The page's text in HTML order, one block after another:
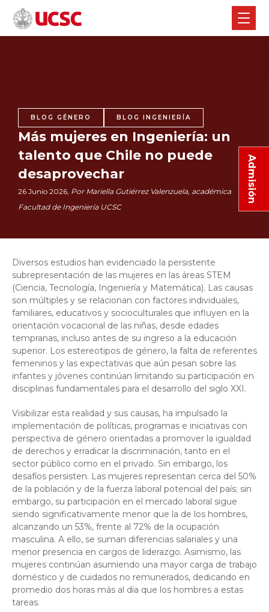
Admisión
BLOG GÉNERO BLOG INGENIERÍA
Más mujeres en Ingeniería: un
talento que Chile no puede
desaprovechar
26 Junio 2026, Por Mariella Gutiérrez Valenzuela, académica
Facultad de Ingeniería UCSC
Diversos estudios han evidenciado la persistente
subrepresentación de las mujeres en las áreas STEM
(Ciencia, Tecnología, Ingeniería y Matemática). Las causas
son múltiples y se relacionan con factores individuales,
familiares, educativos y socioculturales que influyen en la
orientación vocacional de las niñas, desde edades
tempranas, incluso antes de su ingreso a la educación
superior. Los estereotipos de género, la falta de referentes
femeninos y las expectativas que aún pesan sobre las
infantes y jóvenes continúan limitando su participación en
disciplinas fundamentales para el desarrollo del siglo XXI.
Visibilizar esta realidad y sus causas, ha impulsado la
implementación de políticas, programas e iniciativas con
perspectiva de género orientadas a promover la igualdad
de derechos y erradicar la discriminación, tanto en el
sector público como en el privado. Sin embargo, los
desafíos persisten. Las mujeres representan cerca del 50%
de la población y de la fuerza laboral potencial del país; sin
embargo, su participación en el mercado laboral sigue
siendo significativamente menor que la de los hombres,
alcanzando un 53%, frente al 72% de la ocupación
masculina. A ello, se suman diferencias salariales y una
menor presencia en cargos de liderazgo. Asimismo, las
mujeres continúan asumiendo una mayor carga de trabajo
doméstico y de cuidados no remunerados, dedicando en
promedio dos horas más al día que los hombres a estas
tareas.